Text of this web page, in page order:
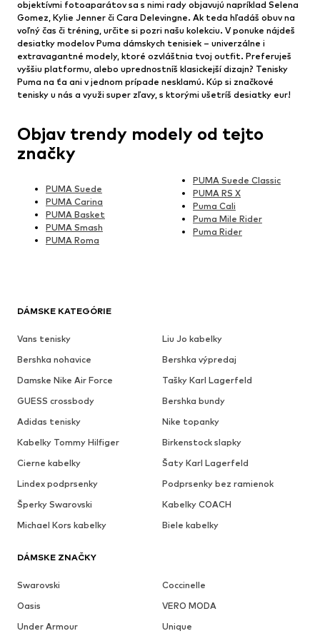
DÁMSKE KATEGÓRIE
Vans tenisky
Liu Jo kabelky
Bershka nohavice
Bershka výpredaj
Damske Nike Air Force
Tašky Karl Lagerfeld
GUESS crossbody
Bershka bundy
Adidas tenisky
Nike topanky
Kabelky Tommy Hilfiger
Birkenstock slapky
Cierne kabelky
Šaty Karl Lagerfeld
Lindex podprsenky
Podprsenky bez ramienok
Šperky Swarovski
Kabelky COACH
Michael Kors kabelky
Biele kabelky
DÁMSKE ZNAČKY
Swarovski
Coccinelle
Oasis
VERO MODA
Under Armour
Unique
objektívmi fotoaparátov sa s nimi rady objavujú napríklad Selena
Gomez, Kylie Jenner či Cara Delevingne. Ak teda hľadáš obuv na
voľný čas či tréning, určite si pozri našu kolekciu. V ponuke nájdeš
desiatky modelov Puma dámskych tenisiek – univerzálne i
extravagantné modely, ktoré ozvláštnia tvoj outfit. Preferuješ
vyššiu platformu, alebo uprednostníš klasickejší dizajn? Tenisky
Puma na ťa ani v jednom prípade nesklamú. Kúp si značkové
tenisky u nás a využi super zľavy, s ktorými ušetríš desiatky eur!
Objav trendy modely od tejto
značky
PUMA Suede
PUMA Carina
PUMA Basket
PUMA Smash
PUMA Roma
PUMA Suede Classic
PUMA RS X
Puma Cali
Puma Mile Rider
Puma Rider